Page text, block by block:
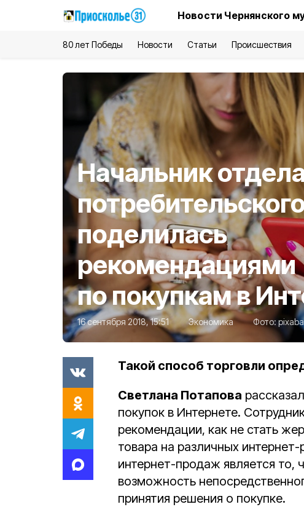
Новости Чернянского
80 лет Победы Новости Статьи Происшествия
Начальник
поделилась
рекомендациями
по покупкам в
16 сентября 2018, 15:51 Экономика Фото:
Такой способ торговли
Светлана Потапова
покупок в Интернете.
рекомендации, как не стать
товара на различных
интернет-продаж является то,
возможность
принятия решения о покупке.